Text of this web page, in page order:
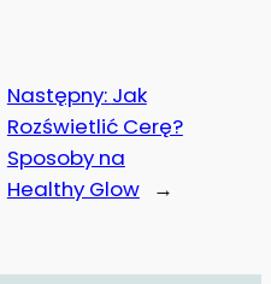
Następny: Jak
Rozświetlić Cerę?
Sposoby na
Healthy Glow →